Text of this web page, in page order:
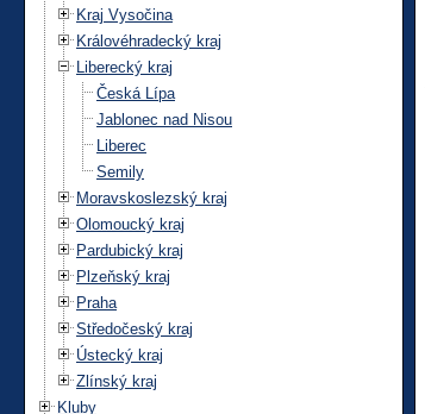
Kraj Vysočina
Královéhradecký kraj
Liberecký kraj
Česká Lípa
Jablonec nad Nisou
Liberec
Semily
Moravskoslezský kraj
Olomoucký kraj
Pardubický kraj
Plzeňský kraj
Praha
Středočeský kraj
Ústecký kraj
Zlínský kraj
Kluby